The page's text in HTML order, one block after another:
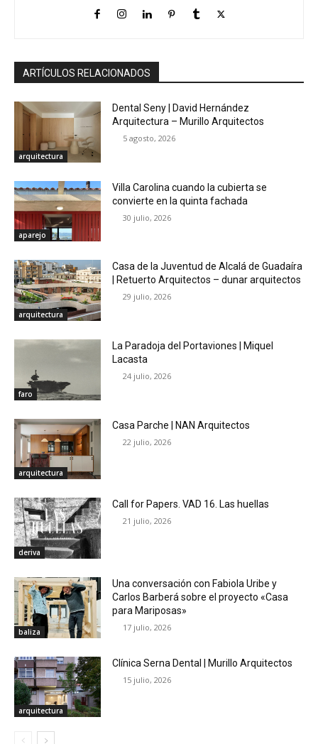
ARTÍCULOS RELACIONADOS
arquitectura
Dental Seny | David Hernández
Arquitectura – Murillo Arquitectos
5 agosto, 2026
aparejo
Villa Carolina cuando la cubierta se
convierte en la quinta fachada
30 julio, 2026
arquitectura
Casa de la Juventud de Alcalá de Guadaíra
| Retuerto Arquitectos – dunar arquitectos
29 julio, 2026
faro
La Paradoja del Portaviones | Miquel
Lacasta
24 julio, 2026
arquitectura
Casa Parche | NAN Arquitectos
22 julio, 2026
deriva
Call for Papers. VAD 16. Las huellas
21 julio, 2026
baliza
Una conversación con Fabiola Uribe y
Carlos Barberá sobre el proyecto «Casa
para Mariposas»
17 julio, 2026
arquitectura
Clínica Serna Dental | Murillo Arquitectos
15 julio, 2026